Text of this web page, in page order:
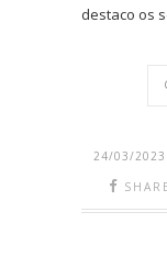
destaco os
24/03/2023
SHARE